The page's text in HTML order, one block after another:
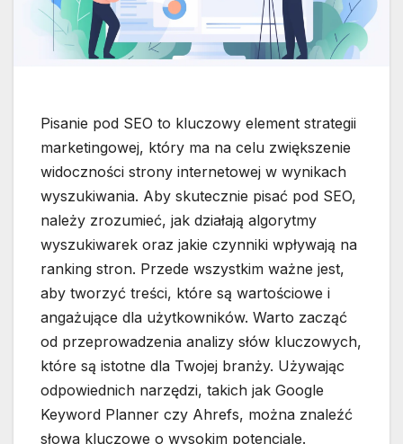
Pisanie pod SEO to kluczowy element strategii
marketingowej, który ma na celu zwiększenie
widoczności strony internetowej w wynikach
wyszukiwania. Aby skutecznie pisać pod SEO,
należy zrozumieć, jak działają algorytmy
wyszukiwarek oraz jakie czynniki wpływają na
ranking stron. Przede wszystkim ważne jest,
aby tworzyć treści, które są wartościowe i
angażujące dla użytkowników. Warto zacząć
od przeprowadzenia analizy słów kluczowych,
które są istotne dla Twojej branży. Używając
odpowiednich narzędzi, takich jak Google
Keyword Planner czy Ahrefs, można znaleźć
słowa kluczowe o wysokim potencjale.